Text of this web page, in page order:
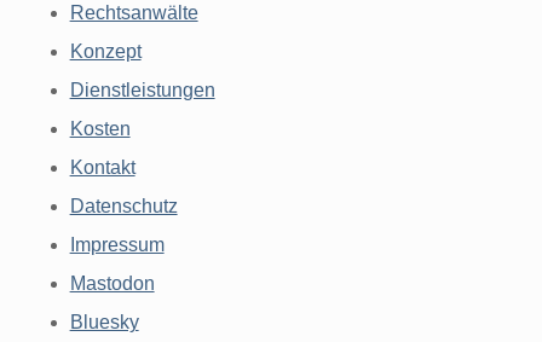
Rechtsanwälte
Konzept
Dienstleistungen
Kosten
Kontakt
Datenschutz
Impressum
Mastodon
Bluesky